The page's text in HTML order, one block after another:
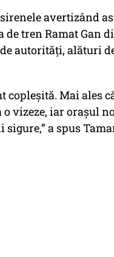
avertizând
de tren Ramat Gan
autorități, alături
copleșită. Mai ales
o vizeze, iar orașul
a spus